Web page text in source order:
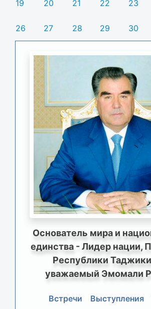
19 20 21 22 23
26 27 28 29 30
Основатель мира и
единства - Лидер нации,
Республики
уважаемый Эмомали
Встречи Выступления